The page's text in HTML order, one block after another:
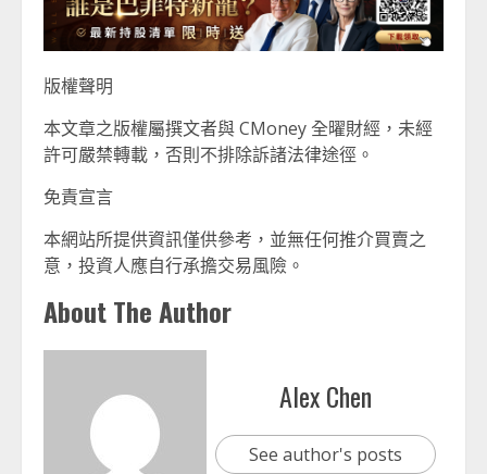
版權聲明
本文章之版權屬撰文者與 CMoney 全曜財經，未經
許可嚴禁轉載，否則不排除訴諸法律途徑。
免責宣言
本網站所提供資訊僅供參考，並無任何推介買賣之
意，投資人應自行承擔交易風險。
About The Author
Alex Chen
See author's posts